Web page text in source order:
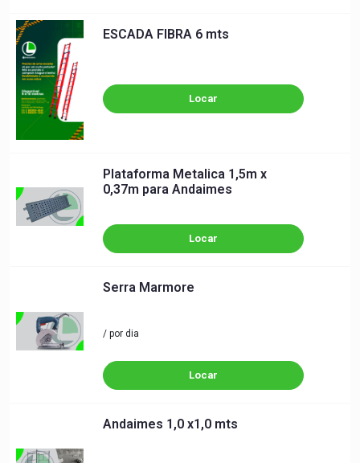
ESCADA FIBRA 6 mts
Locar
Plataforma Metalica 1,5m x
0,37m para Andaimes
Locar
Serra Marmore
/ por dia
Locar
Andaimes 1,0 x1,0 mts